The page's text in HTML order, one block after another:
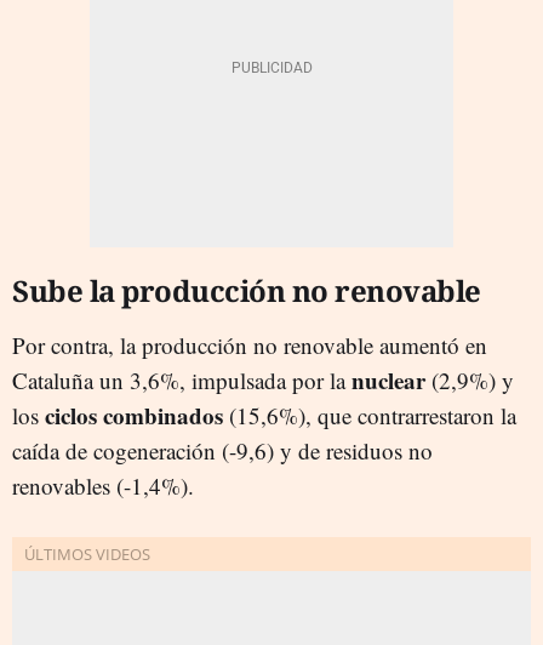
Sube la producción no renovable
Por contra, la producción no renovable aumentó en
Cataluña un 3,6%, impulsada por lanuclear(2,9%) y
los ciclos combinados (15,6%), que contrarrestaron la
caída de cogeneración (-9,6) y de residuos no
renovables (-1,4%).